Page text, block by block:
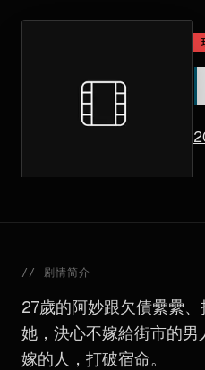
// 剧情简介
27歲的阿妙跟欠債纍纍
她，決心不嫁給街市的
嫁的人，打破宿命。